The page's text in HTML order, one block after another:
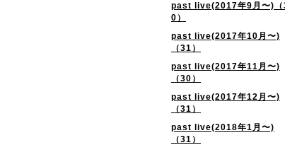
past live(2017年9月〜)（
0）
past live(2017年10月〜)
（31）
past live(2017年11月〜)
（30）
past live(2017年12月〜)
（31）
past live(2018年1月〜)
（31）